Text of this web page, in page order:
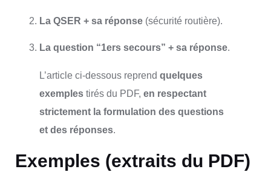
La QSER + sa réponse (sécurité routière).
La question “1ers secours” + sa réponse.
L’article ci-dessous reprend quelques
exemples tirés du PDF, en respectant
strictement la formulation des questions
et des réponses.
Exemples (extraits du PDF)